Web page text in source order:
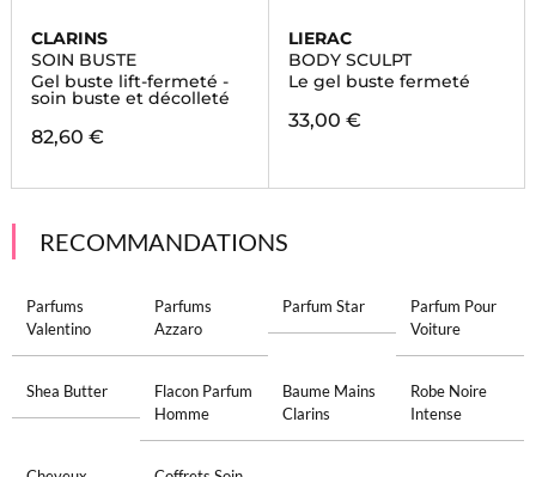
CLARINS
SOIN BUSTE
Gel buste lift-fermeté -
soin buste et décolleté
82,60 €
LIERAC
BODY SCULPT
Le gel buste fermeté
33,00 €
RECOMMANDATIONS
Parfums
Valentino
Parfums
Azzaro
Parfum Star
Parfum Pour
Voiture
Shea Butter
Flacon Parfum
Homme
Baume Mains
Clarins
Robe Noire
Intense